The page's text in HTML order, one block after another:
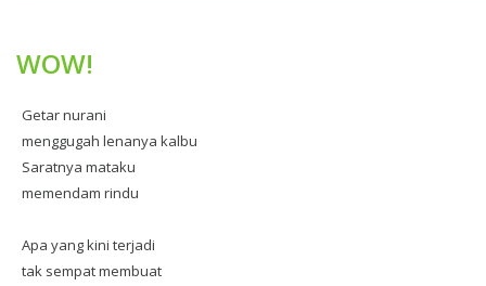
WOW!
Getar nurani
menggugah lenanya kalbu
Saratnya mataku
memendam rindu
Apa yang kini terjadi
tak sempat membuat